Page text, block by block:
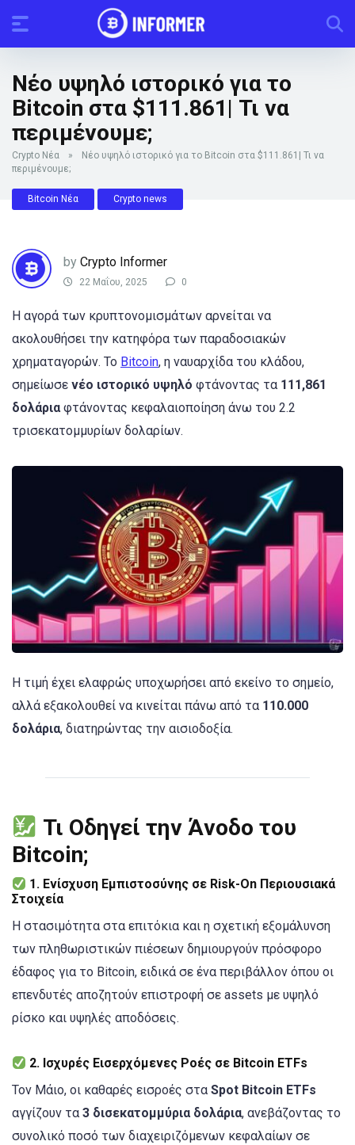
Νέο υψηλό ιστορικό για το
Bitcoin στα $111.861| Τι να
περιμένουμε;
Crypto Νέα »
Νέο υψηλό ιστορικό για το Bitcoin στα $111.861| Τι να
περιμένουμε;
Bitcoin Νέα Crypto news
by Crypto Informer
22 Μαΐου, 2025 0
Η αγορά των κρυπτονομισμάτων αρνείται να
ακολουθήσει την κατηφόρα των παραδοσιακών
χρηματαγορών. Το Bitcoin, η ναυαρχίδα του κλάδου,
σημείωσε νέο ιστορικό υψηλό φτάνοντας τα 111,861
δολάριαφτάνοντας κεφαλαιοποίηση άνω του 2.2
τρισεκατομμυρίων δολαρίων.
Η τιμή έχει ελαφρώς υποχωρήσει από εκείνο το σημείο,
αλλά εξακολουθεί να κινείται πάνω από τα 110.000
δολάρια, διατηρώντας την αισιοδοξία.
Τι Οδηγεί την Άνοδο του
Bitcoin;
1. Ενίσχυση Εμπιστοσύνης σε Risk-On Περιουσιακά
Στοιχεία
Η στασιμότητα στα επιτόκια και η σχετική εξομάλυνση
των πληθωριστικών πιέσεων δημιουργούν πρόσφορο
έδαφος για το Bitcoin, ειδικά σε ένα περιβάλλον όπου οι
επενδυτές αποζητούν επιστροφή σε assets με υψηλό
ρίσκο και υψηλές αποδόσεις.
2. Ισχυρές Εισερχόμενες Ροές σε Bitcoin ETFs
Τον Μάιο, οι καθαρές εισροές στα Spot Bitcoin ETFs
αγγίζουν τα 3 δισεκατομμύρια δολάρια, ανεβάζοντας το
συνολικό ποσό των διαχειριζόμενων κεφαλαίων σε